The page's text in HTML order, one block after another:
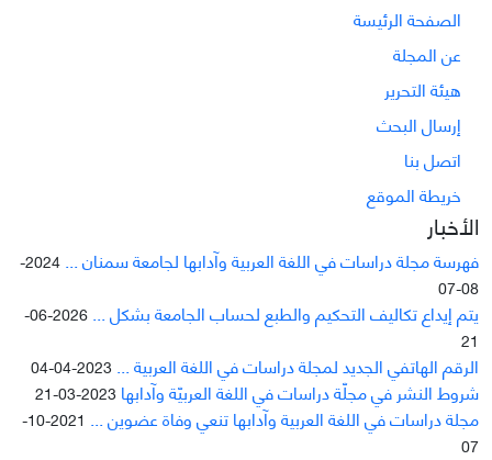
الصفحة الرئيسة
عن المجلة
هيئة التحرير
إرسال البحث
اتصل بنا
خريطة الموقع
الأخبار
فهرسة مجلة دراسات في اللغة العربية وآدابها لجامعة سمنان ...
2024-
08-07
يتم إيداع تکاليف التحکيم والطبع لحساب الجامعة بشکل ...
2026-06-
21
الرقم الهاتفي الجديد لمجلة دراسات في اللغة العربية ... 2023-04-04
شروط النشر في مجلّة دراسات في اللغة العربيّة وآدابها 2023-03-21
مجلة دراسات في اللغة العربية وآدابها تنعي وفاة عضوين ...
2021-10-
07